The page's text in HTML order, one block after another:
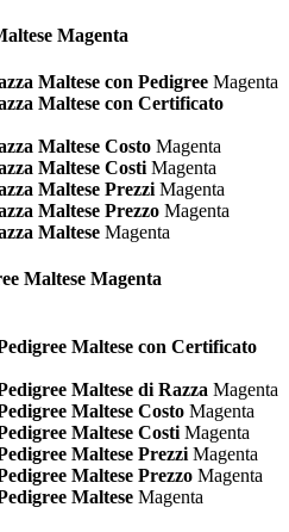
Magenta
Maltese con Pedigree Magenta
Maltese con Certificato
Maltese Costo Magenta
Maltese Costi Magenta
Maltese Prezzi Magenta
Maltese Prezzo Magenta
Maltese Magenta
Maltese Magenta
Maltese con Certificato
Maltese di Razza Magenta
Maltese Costo Magenta
Maltese Costi Magenta
Maltese Prezzi Magenta
Maltese Prezzo Magenta
Maltese Magenta